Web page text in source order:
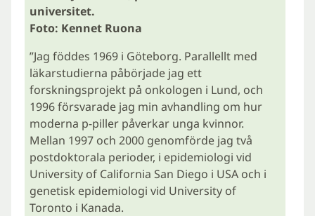
universitet.
Foto: Kennet Ruona
”Jag föddes 1969 i Göteborg. Parallellt med
läkarstudierna påbörjade jag ett
forskningsprojekt på onkologen i Lund, och
1996 försvarade jag min avhandling om hur
moderna p-piller påverkar unga kvinnor.
Mellan 1997 och 2000 genomförde jag två
postdoktorala perioder, i epidemiologi vid
University of California San Diego i USA och i
genetisk epidemiologi vid University of
Toronto i Kanada.